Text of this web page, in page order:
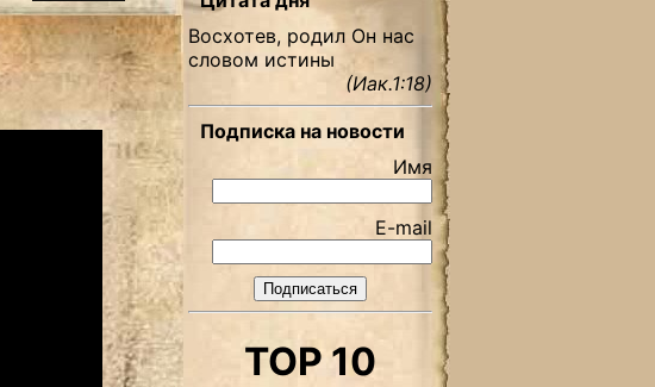
Восхотев, родил Он нас
словом истины
(Иак.1:18)
Подписка на новости
Имя
E-mail
TOP 10